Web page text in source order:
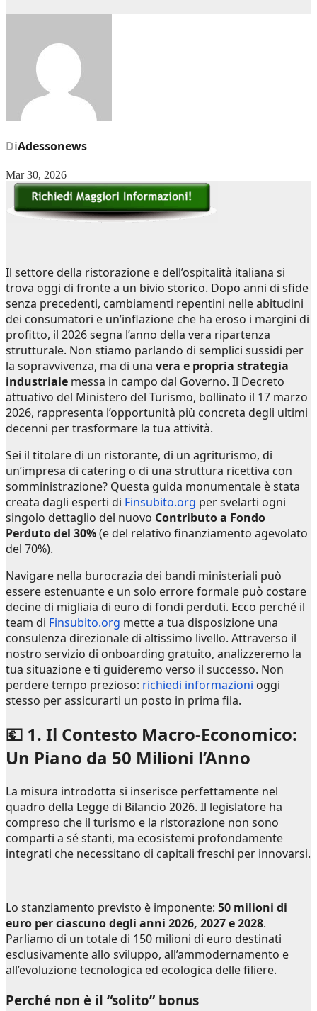
DiAdessonews
Mar 30, 2026
Il settore della ristorazione e dell’ospitalità italiana si
trova oggi di fronte a un bivio storico. Dopo anni di sfide
senza precedenti, cambiamenti repentini nelle abitudini
dei consumatori e un’inflazione che ha eroso i margini di
profitto, il 2026 segna l’anno della vera ripartenza
strutturale. Non stiamo parlando di semplici sussidi per
la sopravvivenza, ma di una vera e propria strategia
industriale messa in campo dal Governo. Il Decreto
attuativo del Ministero del Turismo, bollinato il 17 marzo
2026, rappresenta l’opportunità più concreta degli ultimi
decenni per trasformare la tua attività.
Sei il titolare di un ristorante, di un agriturismo, di
un’impresa di catering o di una struttura ricettiva con
somministrazione? Questa guida monumentale è stata
creata dagli esperti di Finsubito.org per svelarti ogni
singolo dettaglio del nuovo Contributo a Fondo
Perduto del 30%(e del relativo finanziamento agevolato
del 70%).
Navigare nella burocrazia dei bandi ministeriali può
essere estenuante e un solo errore formale può costare
decine di migliaia di euro di fondi perduti. Ecco perché il
team di Finsubito.org mette a tua disposizione una
consulenza direzionale di altissimo livello. Attraverso il
nostro servizio di onboarding gratuito, analizzeremo la
tua situazione e ti guideremo verso il successo. Non
perdere tempo prezioso: richiedi informazioni oggi
stesso per assicurarti un posto in prima fila.
💶 1. Il Contesto Macro-Economico:
Un Piano da 50 Milioni l’Anno
La misura introdotta si inserisce perfettamente nel
quadro della Legge di Bilancio 2026. Il legislatore ha
compreso che il turismo e la ristorazione non sono
comparti a sé stanti, ma ecosistemi profondamente
integrati che necessitano di capitali freschi per innovarsi.
Lo stanziamento previsto è imponente: 50 milioni di
euro per ciascuno degli anni 2026, 2027 e 2028.
Parliamo di un totale di 150 milioni di euro destinati
esclusivamente allo sviluppo, all’ammodernamento e
all’evoluzione tecnologica ed ecologica delle filiere.
Perché non è il “solito” bonus